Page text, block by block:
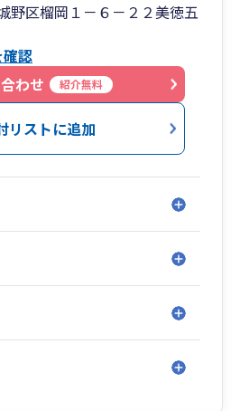
やって会社や手元に資金を
に、過度な保険契約や設備投
を考慮しないような節税提案
た、税務の知識に自信のない
の方にもわかりやすいよう
く、図や表を用いて記憶に残
がけております。
も行っております。整理収納
ワークの業務効率化、整理
としております。Windowsに
野区榴岡１－６－２２美徳五
認
わせ
紹介無料
リストに追加